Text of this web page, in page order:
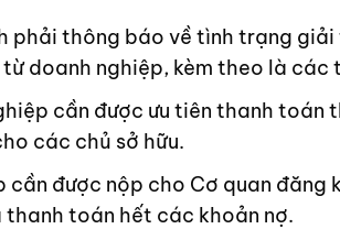
phải thông báo về tình trạng
doanh nghiệp, kèm theo là các
cần được ưu tiên thanh toán
các chủ sở hữu.
cần được nộp cho Cơ quan đăng
toán hết các khoản nợ.